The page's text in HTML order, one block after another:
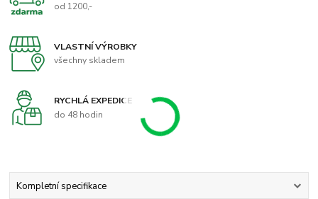
od 1200,-
VLASTNÍ VÝROBKY
všechny skladem
RYCHLÁ EXPEDICE
do 48 hodin
Kompletní specifikace